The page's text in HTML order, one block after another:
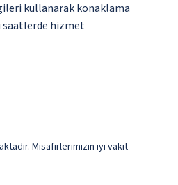
kullanarak konaklama
saatlerde hizmet
Misafirlerimizin iyi vakit